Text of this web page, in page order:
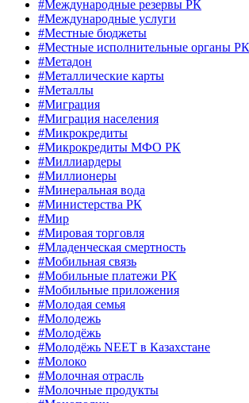
#Международные резервы РК
#Международные услуги
#Местные бюджеты
#Местные исполнительные органы РК
#Метадон
#Металлические карты
#Металлы
#Миграция
#Миграция населения
#Микрокредиты
#Микрокредиты МФО РК
#Миллиардеры
#Миллионеры
#Минеральная вода
#Министерства РК
#Мир
#Мировая торговля
#Младенческая смертность
#Мобильная связь
#Мобильные платежи РК
#Мобильные приложения
#Молодая семья
#Молодежь
#Молодёжь
#Молодёжь NEET в Казахстане
#Молоко
#Молочная отрасль
#Молочные продукты